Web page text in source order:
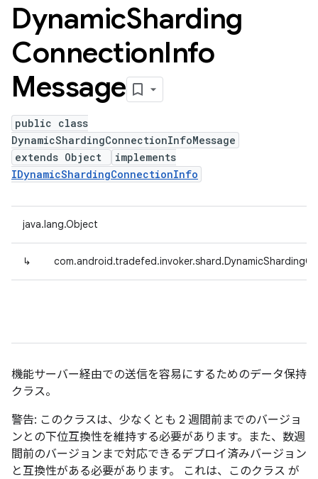
DynamicSharding
ConnectionInfo
Message
public class
DynamicShardingConnectionInfoMessage
extends Object
implements
IDynamicShardingConnectionInfo
java.lang.Object
↳
機能サーバー経由での送信を容易にするためのデータ保持
クラス。
警告: このクラスは、少なくとも 2 週間前までのバージョ
ンとの下位互換性を維持する必要があります。また、数週
間前のバージョンまで対応できるデプロイ済みバージョン
と互換性がある必要があります。 これは、このクラス が